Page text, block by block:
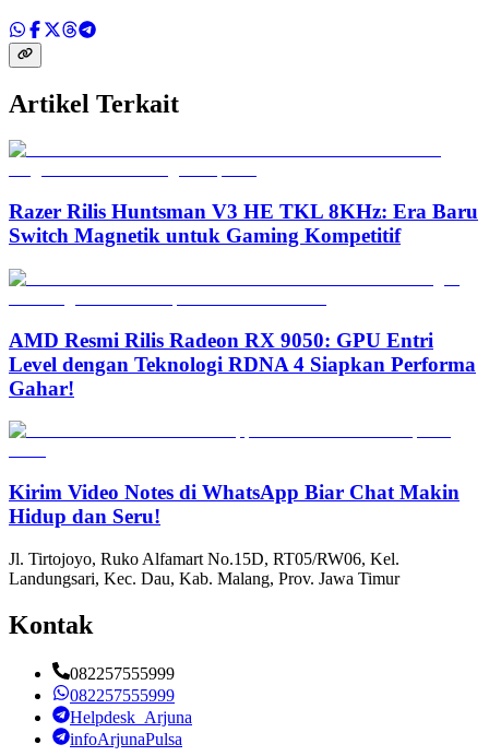
Artikel Terkait
Razer Rilis Huntsman V3 HE TKL 8KHz: Era Baru
Switch Magnetik untuk Gaming Kompetitif
AMD Resmi Rilis Radeon RX 9050: GPU Entri
Level dengan Teknologi RDNA 4 Siapkan Performa
Gahar!
Kirim Video Notes di WhatsApp Biar Chat Makin
Hidup dan Seru!
Jl. Tirtojoyo, Ruko Alfamart No.15D, RT05/RW06, Kel.
Landungsari, Kec. Dau, Kab. Malang, Prov. Jawa Timur
Kontak
082257555999
082257555999
Helpdesk_Arjuna
infoArjunaPulsa